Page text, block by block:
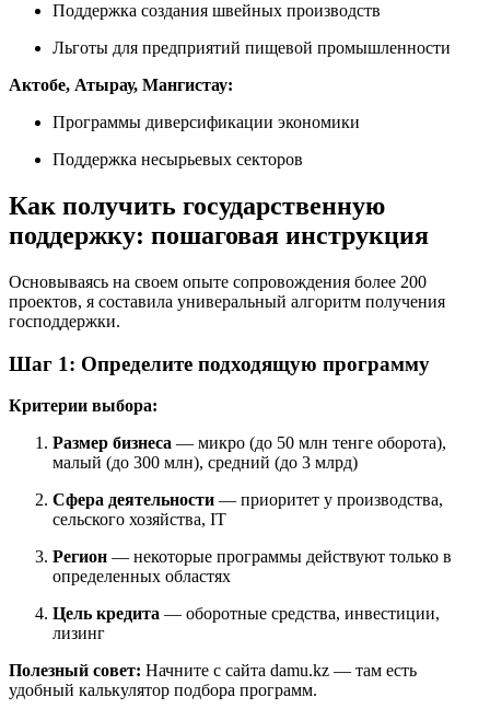
Поддержка создания швейных производств
Льготы для предприятий пищевой промышленности
Актобе, Атырау, Мангистау:
Программы диверсификации экономики
Поддержка несырьевых секторов
Как получить государственную
поддержку: пошаговая инструкция
Основываясь на своем опыте сопровождения более 200
проектов, я составила универальный алгоритм получения
господдержки.
Шаг 1: Определите подходящую программу
Критерии выбора:
Размер бизнеса — микро (до 50 млн тенге оборота),
малый (до 300 млн), средний (до 3 млрд)
Сфера деятельности — приоритет у производства,
сельского хозяйства, IT
Регион — некоторые программы действуют только в
определенных областях
Цель кредита — оборотные средства, инвестиции,
лизинг
Полезный совет: Начните с сайта damu.kz — там есть
удобный калькулятор подбора программ.